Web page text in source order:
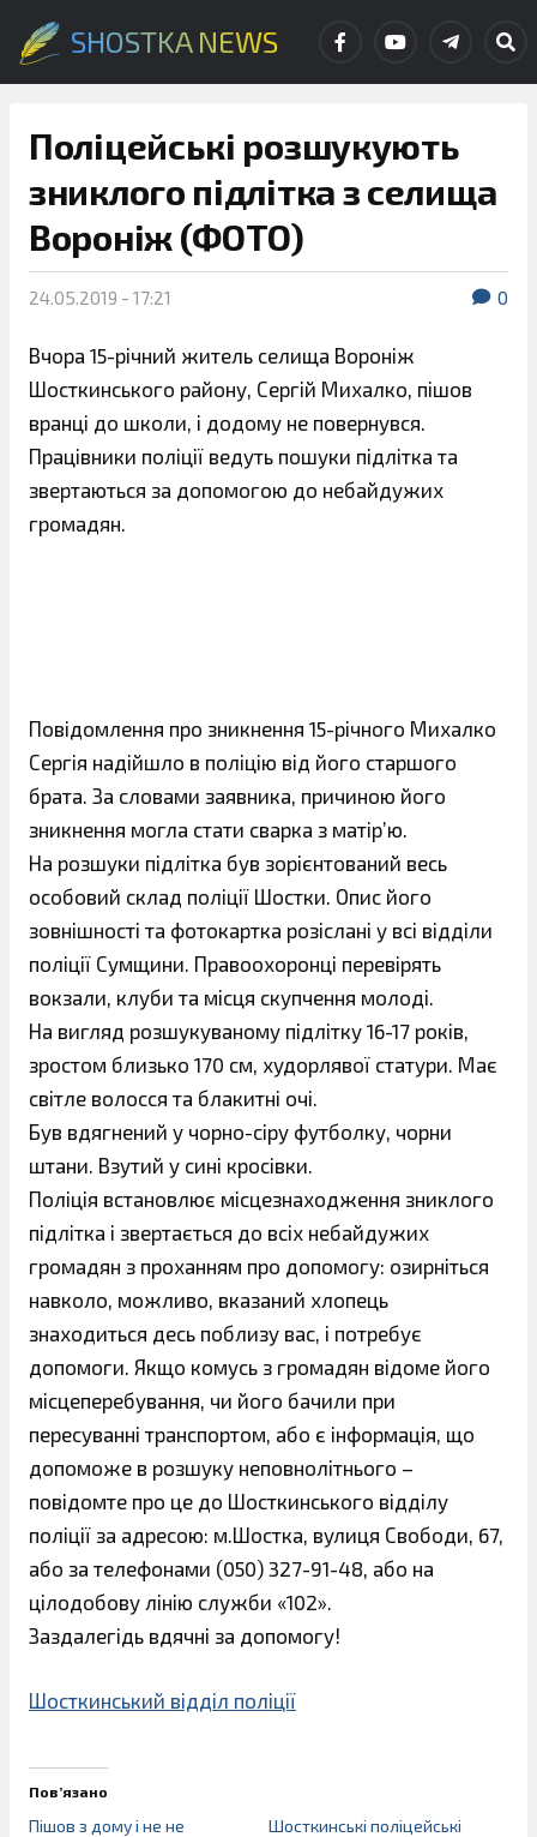
SHOSTKA NEWS
Поліцейські розшукують
зниклого підлітка з селища
Вороніж (ФОТО)
24.05.2019 - 17:21 0
Вчора 15-річний житель селища Вороніж
Шосткинського району, Сергій Михалко, пішов
вранці до школи, і додому не повернувся.
Працівники поліції ведуть пошуки підлітка та
звертаються за допомогою до небайдужих
громадян.
Повідомлення про зникнення 15-річного Михалко
Сергія надійшло в поліцію від його старшого
брата. За словами заявника, причиною його
зникнення могла стати сварка з матір’ю.
На розшуки підлітка був зорієнтований весь
особовий склад поліції Шостки. Опис його
зовнішності та фотокартка розіслані у всі відділи
поліції Сумщини. Правоохоронці перевірять
вокзали, клуби та місця скупчення молоді.
На вигляд розшукуваному підлітку 16-17 років,
зростом близько 170 см, худорлявої статури. Має
світле волосся та блакитні очі.
Був вдягнений у чорно-сіру футболку, чорни
штани. Взутий у сині кросівки.
Поліція встановлює місцезнаходження зниклого
підлітка і звертається до всіх небайдужих
громадян з проханням про допомогу: озирніться
навколо, можливо, вказаний хлопець
знаходиться десь поблизу вас, і потребує
допомоги. Якщо комусь з громадян відоме його
місцеперебування, чи його бачили при
пересуванні транспортом, або є інформація, що
допоможе в розшуку неповнолітнього –
повідомте про це до Шосткинського відділу
поліції за адресою: м.Шостка, вулиця Свободи, 67,
або за телефонами (050) 327-91-48, або на
цілодобову лінію служби «102».
Заздалегідь вдячні за допомогу!
Шосткинський відділ поліції
Пов’язано
Пішов з дому і не не
Шосткинські поліцейські